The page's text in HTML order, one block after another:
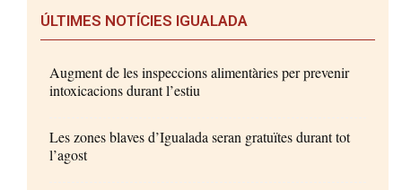
ÚLTIMES NOTÍCIES IGUALADA
Augment de les inspeccions alimentàries per prevenir
intoxicacions durant l’estiu
Les zones blaves d’Igualada seran gratuïtes durant tot
l’agost